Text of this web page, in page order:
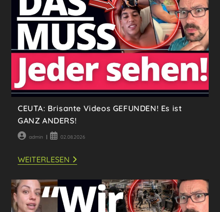
CEUTA: Brisante Videos GEFUNDEN! Es ist
GANZ ANDERS!
Beitrags-
admin
Beitrag
02.08.2026
WEITERLESENCEUTA:
BRISANTE
GEFUNDEN!
ES
IST
GANZ
ANDERS!